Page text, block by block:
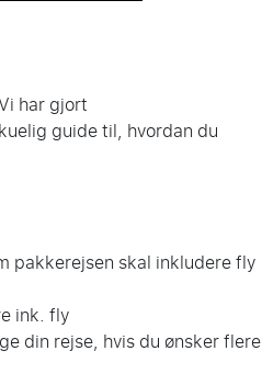
har gjort
guide til, hvordan du
pakkerejsen skal inkludere fly
ink. fly
din rejse, hvis du ønsker flere